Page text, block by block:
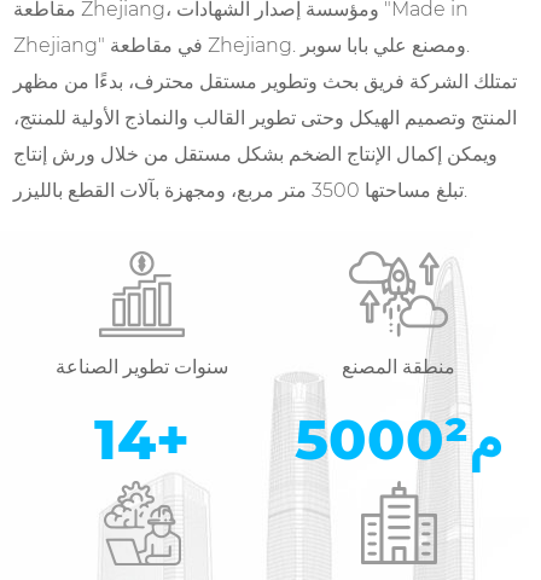
مقاطعة Zhejiang، ومؤسسة إصدار الشهادات "Made in
تمتلك الشركة فريق بحث وتطوير مستقل محترف، بدءًا من مظهر
المنتج وتصميم الهيكل وحتى تطوير القالب والنماذج الأولية للمنتج،
ويمكن إكمال الإنتاج الضخم بشكل مستقل من خلال ورش إنتاج
سنوات تطوير الصناعة
14+
منطقة المصنع
5000 م²